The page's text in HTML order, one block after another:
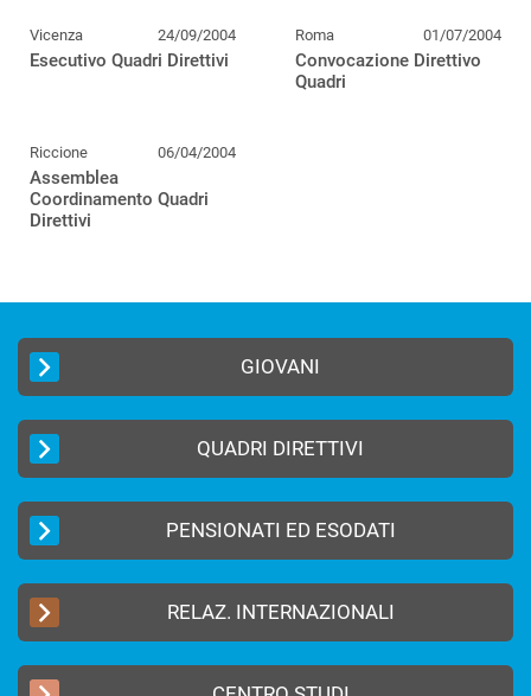
Vicenza 24/09/2004
Esecutivo Quadri Direttivi
Roma 01/07/2004
Convocazione Direttivo
Quadri
Riccione 06/04/2004
Assemblea
Coordinamento Quadri
Direttivi
GIOVANI
QUADRI DIRETTIVI
PENSIONATI ED ESODATI
RELAZ. INTERNAZIONALI